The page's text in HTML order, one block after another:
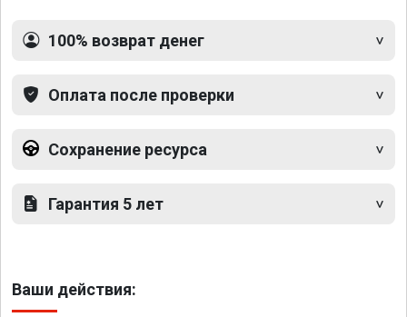
100% возврат денег
Оплата после проверки
Сохранение ресурса
Гарантия 5 лет
Ваши действия: